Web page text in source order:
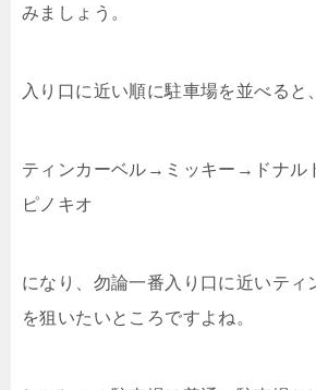
みましょう。
入り口に近い順に駐車場を並べると、
ティンカーベル→ミッキー→ドナ
ピノキオ
になり、勿論一番入り口に近いティ
を狙いたいところですよね。